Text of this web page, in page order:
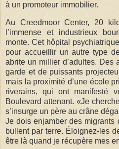
à un promoteur immobilier.
Au Creedmoor Center, 20
l’immense et industrieux
monte. Cet hôpital
pour accueillir un autre type
abrite un millier d’adultes. Des
garde et de puissants
mais la proximité d’une école
riverains, qui ont manifesté
Boulevard attenant. «Je
s’insurge un père au crâne
Je dois enjamber des migrants
bullent par terre. Éloignez-les
être là quand je récupère mes